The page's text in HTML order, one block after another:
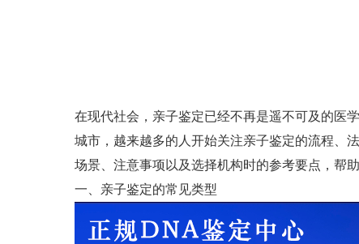
在现代社会，亲子鉴定已经不再是遥不可及的医
城市，越来越多的人开始关注亲子鉴定的流程、
场景、注意事项以及选择机构时的参考要点，帮
一、亲子鉴定的常见类型